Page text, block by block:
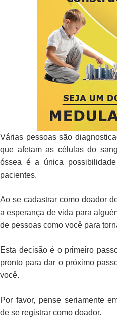
Várias pessoas são
que afetam as células do
óssea é a única
pacientes.
Ao se cadastrar como doador
a esperança de vida para
de pessoas como você para
Esta decisão é o primeiro
pronto para dar o próximo
você.
Por favor, pense seriamente
de se registrar como doador.